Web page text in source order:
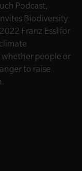
Podcast,
Biodiversity
Franz Essl for
people or
to raise